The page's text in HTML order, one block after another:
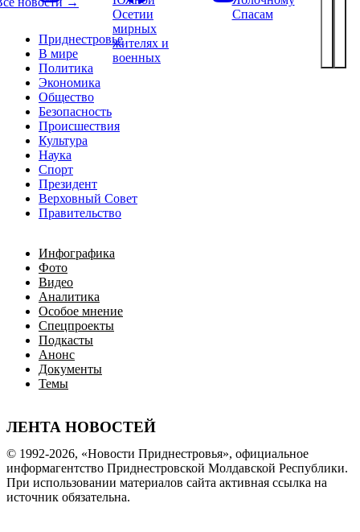
Приднестровье
В мире
Политика
Экономика
Общество
Безопасность
Происшествия
Культура
Наука
Спорт
Президент
Верховный Совет
Правительство
Инфографика
Фото
Видео
Аналитика
Особое мнение
Спецпроекты
Подкасты
Анонс
Документы
Темы
ЛЕНТА НОВОСТЕЙ
Осетии
мирных
жителях и
военных
Спасам
© 1992-2026, «Новости Приднестровья», официальное
информагентство Приднестровской Молдавской Республики.
При использовании материалов сайта активная ссылка на
источник обязательна.